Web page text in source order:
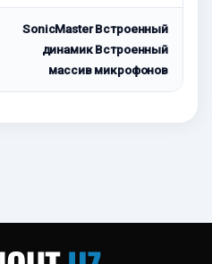
SonicMaster Встроенный
динамик Встроенный
массив микрофонов